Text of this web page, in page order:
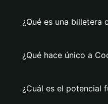
¿Qué es una billetera
¿Qué hace único a
¿Cuál es el potencial